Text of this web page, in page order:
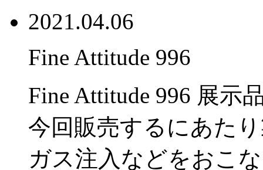
2021.04.06
Fine Attitude 996
Fine Attitude 996 展示
今回販売するにあた
ガス注入などをおこ